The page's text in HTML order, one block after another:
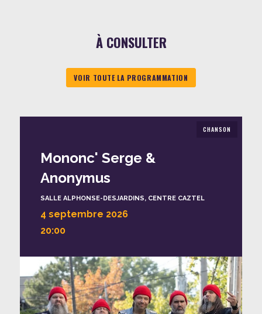
À CONSULTER
VOIR TOUTE LA PROGRAMMATION
CHANSON
Mononc' Serge &
Anonymus
SALLE ALPHONSE-DESJARDINS, CENTRE CAZTEL
4 septembre 2026
20:00